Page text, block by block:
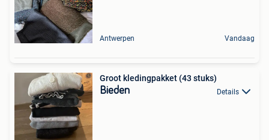
Antwerpen Vandaag
Groot kledingpakket (43 stuks)
Bieden Details